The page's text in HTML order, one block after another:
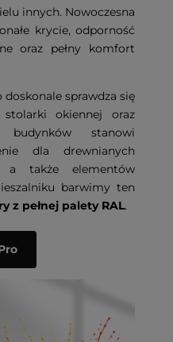
innych. Nowoczesna
krycie, odporność
oraz pełny komfort
sprawdza się
okiennej oraz
stanowi
dla drewnianych
a także elementów
barwimy ten
z pełnej palety RAL.